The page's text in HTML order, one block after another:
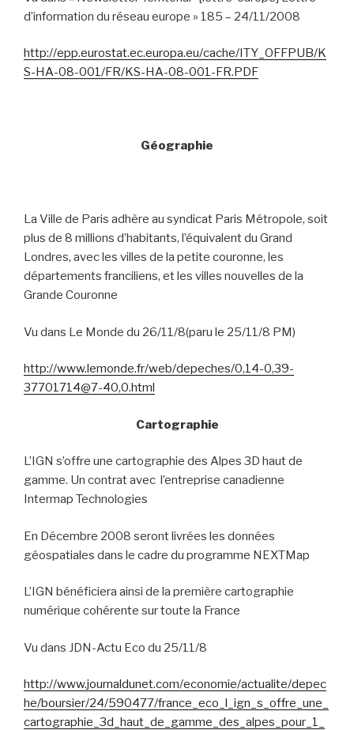
d’information du réseau europe » 185 – 24/11/2008
http://epp.eurostat.ec.europa.eu/cache/ITY_OFFPUB/K
S-HA-08-001/FR/KS-HA-08-001-FR.PDF
Géographie
La Ville de Paris adhère au syndicat Paris Métropole, soit
plus de 8 millions d’habitants, l’équivalent du Grand
Londres, avec les villes de la petite couronne, les
départements franciliens, et les villes nouvelles de la
Grande Couronne
Vu dans Le Monde du 26/11/8(paru le 25/11/8 PM)
http://www.lemonde.fr/web/depeches/0,14-0,39-
37701714@7-40,0.html
Cartographie
L’IGN s’offre une cartographie des Alpes 3D haut de
gamme. Un contrat avec l’entreprise canadienne
Intermap Technologies
En Décembre 2008 seront livrées les données
géospatiales dans le cadre du programme NEXTMap
L’IGN bénéficiera ainsi de la première cartographie
numérique cohérente sur toute la France
Vu dans JDN-Actu Eco du 25/11/8
http://www.journaldunet.com/economie/actualite/depec
he/boursier/24/590477/france_eco_l_ign_s_offre_une_
cartographie_3d_haut_de_gamme_des_alpes_pour_1_